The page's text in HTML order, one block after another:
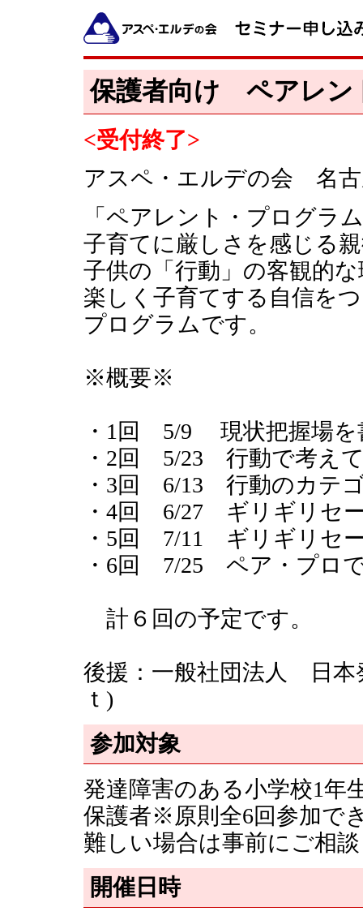
保護者向け ペアレン
<受付終了>
アスペ・エルデの会 名
「ペアレント・プログラ
子育てに厳しさを感じる
子供の「行動」の客観的
楽しく子育てする自信を
プログラムです。
※概要※
・1回 5/9 現状把握場を
・2回 5/23 行動で考え
・3回 6/13 行動のカテ
・4回 6/27 ギリギリセ
・5回 7/11 ギリギリセ
・6回 7/25 ペア・プロ
計６回の予定です。
後援：一般社団法人 日本
ｔ)
参加対象
発達障害のある小学校1年
保護者※原則全6回参加で
難しい場合は事前にご相
開催日時